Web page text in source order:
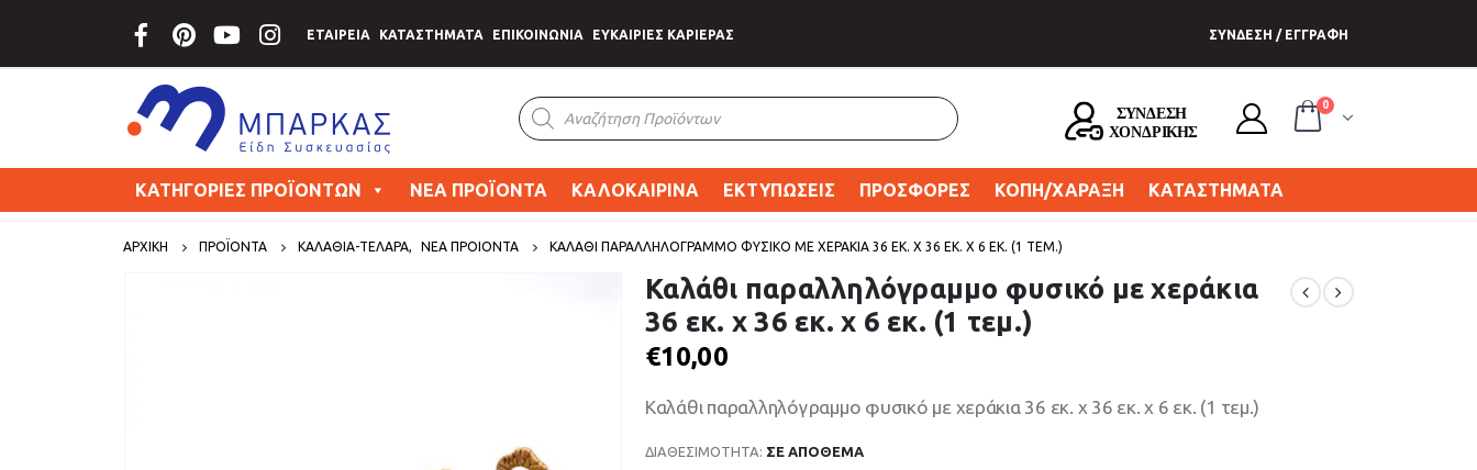
ΕΤΑΙΡΕΙΑ ΚΑΤΑΣΤΗΜΑΤΑ ΕΠΙΚΟΙΝΩΝΙΑ ΕΥΚΑΙΡΙΕΣ ΚΑΡΙΕΡΑΣ ΣΥΝΔΕΣΗ / ΕΓΓΡΑΦΗ
Products
search
0
ΚΑΤΗΓΟΡΙΕΣ ΠΡΟΪΟΝΤΩΝ ΝΕΑ ΠΡΟΪΟΝΤΑ ΚΑΛΟΚΑΙΡΙΝΑ ΕΚΤΥΠΩΣΕΙΣ ΠΡΟΣΦΟΡΕΣ ΚΟΠΗ/ΧΑΡΑΞΗ ΚΑΤΑΣΤΗΜΑΤΑ
ΑΡΧΙΚΗ ΠΡΟΪΟΝΤΑ ΚΑΛΑΘΙΑ-ΤΕΛΑΡΑ, ΝΕΑ ΠΡΟΙΟΝΤΑ ΚΑΛΆΘΙ ΠΑΡΑΛΛΗΛΌΓΡΑΜΜΟ ΦΥΣΙΚΌ ΜΕ ΧΕΡΆΚΙΑ 36 ΕΚ. X 36 ΕΚ. Χ 6 ΕΚ. (1 ΤΕΜ.)
Καλάθι παραλληλόγραμμο φυσικό με χεράκια
36 εκ. x 36 εκ. χ 6 εκ. (1 τεμ.)
€10,00
Καλάθι παραλληλόγραμμο φυσικό με χεράκια 36 εκ. x 36 εκ. χ 6 εκ. (1 τεμ.)
ΔΙΑΘΕΣΙΜΌΤΗΤΑ: ΣΕ ΑΠΌΘΕΜΑ